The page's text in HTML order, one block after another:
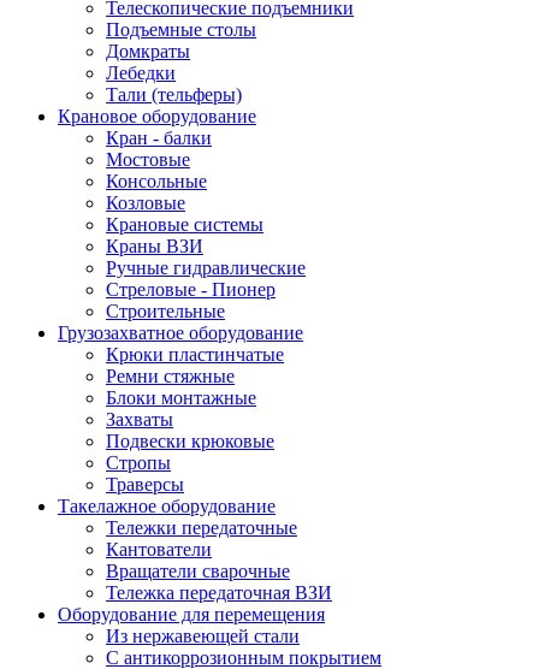
Телескопические подъемники
Подъемные столы
Домкраты
Лебедки
Тали (тельферы)
Крановое оборудование
Кран - балки
Мостовые
Консольные
Козловые
Крановые системы
Краны ВЗИ
Ручные гидравлические
Стреловые - Пионер
Строительные
Грузозахватное оборудование
Крюки пластинчатые
Ремни стяжные
Блоки монтажные
Захваты
Подвески крюковые
Стропы
Траверсы
Такелажное оборудование
Тележки передаточные
Кантователи
Вращатели сварочные
Тележка передаточная ВЗИ
Оборудование для перемещения
Из нержавеющей стали
С антикоррозионным покрытием